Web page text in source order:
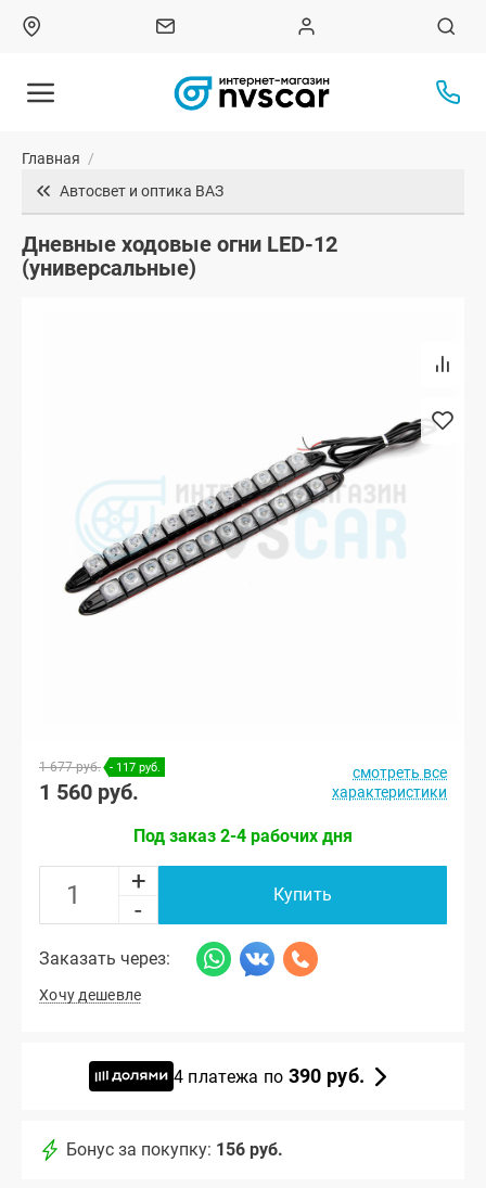
Главная /
Автосвет и оптика ВАЗ
Дневные ходовые огни LED-12
(универсальные)
1 677 руб. - 117 руб.
1 560 руб.
смотреть все
характеристики
Под заказ 2-4 рабочих дня
+
-
Купить
Заказать через:
Хочу дешевле
4 платежа по 390 руб.
Бонус за покупку: 156 руб.